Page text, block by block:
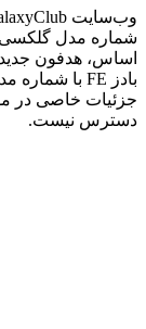
اساس، هدفون
دسترس نیست.